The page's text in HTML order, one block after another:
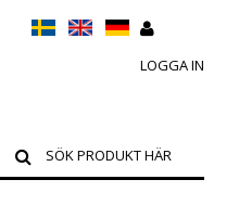
LOGGA IN